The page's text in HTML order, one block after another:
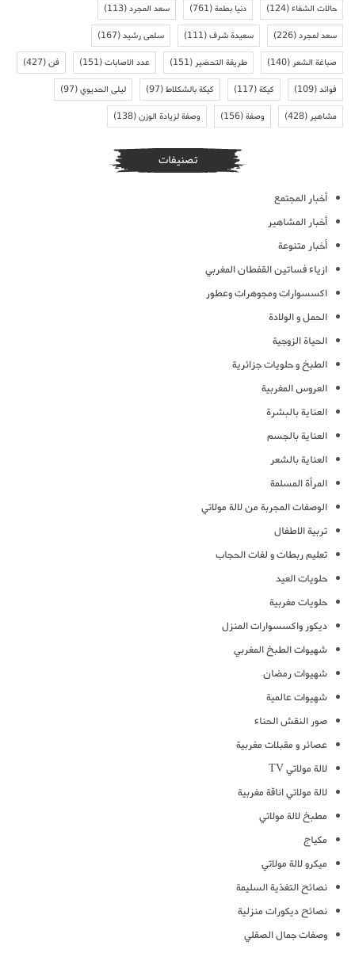
حالات الشفاء(124) دنيا بطمة(761) سعد المجرد(113)
سعد لمجرد(226) سعيدة شرف(111) سلمى رشيد(167)
صباغة الشعر(140) طريقة التحضير(151) عدد الاصابات(151) فن(427)
فوائد(109) كيكة(117) كيكة بالشكلاط(97) ليلى الحديوي(97)
مشاهير(428) وصفة(156) وصفة لزيادة الوزن(138)
تصنيفات
أخبار المجتمع
أخبار المشاهير
أخبار متنوعة
ازياء فساتين القفطان المغربي
اكسسوارات ومجوهرات وعطور
الحمل و الولادة
الحياة الزوجية
الطبخ و حلويات جزائرية
العروس المغربية
العناية بالبشرة
العناية بالجسم
العناية بالشعر
المرأة المسلمة
الوصفات المجربة من لالة مولاتي
تربية الاطفال
تعليم ربطات و لفات الحجاب
حلويات العيد
حلويات مغربية
ديكور واكسسوارات المنزل
شهيوات الطبخ المغربي
شهيوات رمضان
شهيوات عالمية
صور النقش الحناء
عصائر و مقبلات مغربية
لالة مولاتي TV
لالة مولاتي اناقة مغربية
مطبخ لالة مولاتي
مكياج
ميكرو لالة مولاتي
نصائح التغذية السليمة
نصائح ديكورات منزلية
وصفات جمال الصقلي